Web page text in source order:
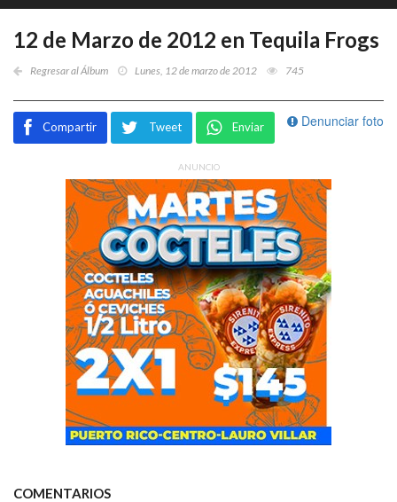
12 de Marzo de 2012 en Tequila Frogs
Regresar al Álbum Lunes, 12 de marzo de 2012 745
Denunciar foto
Compartir Tweet Enviar
ANUNCIO
COMENTARIOS